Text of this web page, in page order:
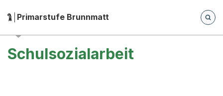
Hauptnavigation
Herausgeber:
Primarstufe Brunnmatt
Breadcrumb-Navigation
Schulsozialarbeit